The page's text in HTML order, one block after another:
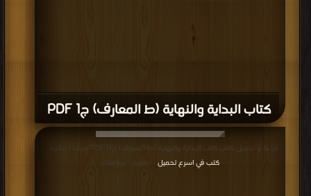
كتاب البداية والنهاية (ط المعارف) ج1 PDF
قراءة و تحميل كتاب كتاب البداية والنهاية (ط المعارف) ج11 PDF مجانا | مكتبة >
كتب في اسرع تحميل
| التحميل : مرة/مرات